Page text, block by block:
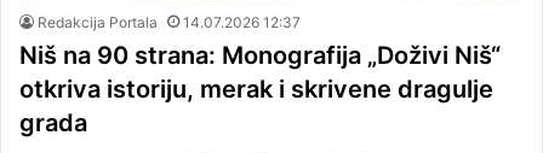
Redakcija Portala 14.07.2026 12:37
Niš na 90 strana: Monografija „Doživi Niš“
otkriva istoriju, merak i skrivene dragulje
grada